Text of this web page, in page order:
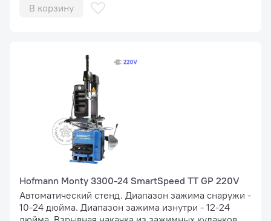
В корзину
Hofmann Monty 3300-24 SmartSpeed TT GP 220V
Автоматический стенд. Диапазон зажима снаружи -
10-24 дюйма. Диапазон зажима изнутри - 12-24